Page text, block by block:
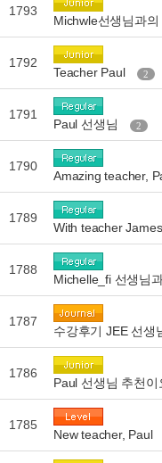
1793
Michwle선생님과의
1792
Teacher Paul 2
1791
Paul 선생님 2
1790
Amazing teacher,
1789
With teacher
1788
Michelle_fi 선생님
1787
수강후기 JEE 선생
1786
Paul 선생님 추천이
1785
New teacher, Paul